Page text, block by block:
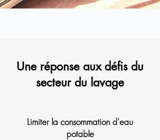
Une réponse aux défis du
secteur du lavage
Limiter la consommation d'eau
potable